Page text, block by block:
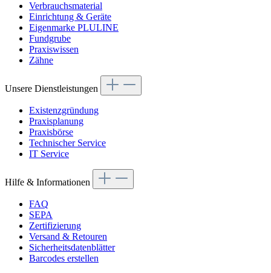
Verbrauchsmaterial
Einrichtung & Geräte
Eigenmarke PLULINE
Fundgrube
Praxiswissen
Zähne
Unsere Dienstleistungen
Existenzgründung
Praxisplanung
Praxisbörse
Technischer Service
IT Service
Hilfe & Informationen
FAQ
SEPA
Zertifizierung
Versand & Retouren
Sicherheitsdatenblätter
Barcodes erstellen